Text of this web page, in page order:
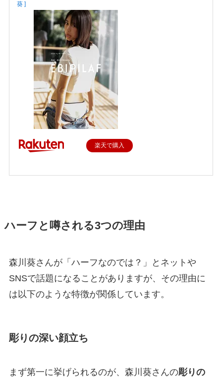
葵 ]
楽天で購入
ハーフと噂される3つの理由
森川葵さんが「ハーフなのでは？」とネットや
SNSで話題になることがありますが、その理由に
は以下のような特徴が関係しています。
彫りの深い顔立ち
まず第一に挙げられるのが、森川葵さんの彫りの